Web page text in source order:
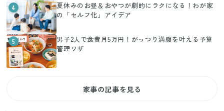
4
夏休みのお昼＆おやつが劇的にラクになる！わが家
の「セルフ化」アイデア
5
男子2人で食費月5万円！がっつり満腹を叶える予算
管理ワザ
家事の記事を見る